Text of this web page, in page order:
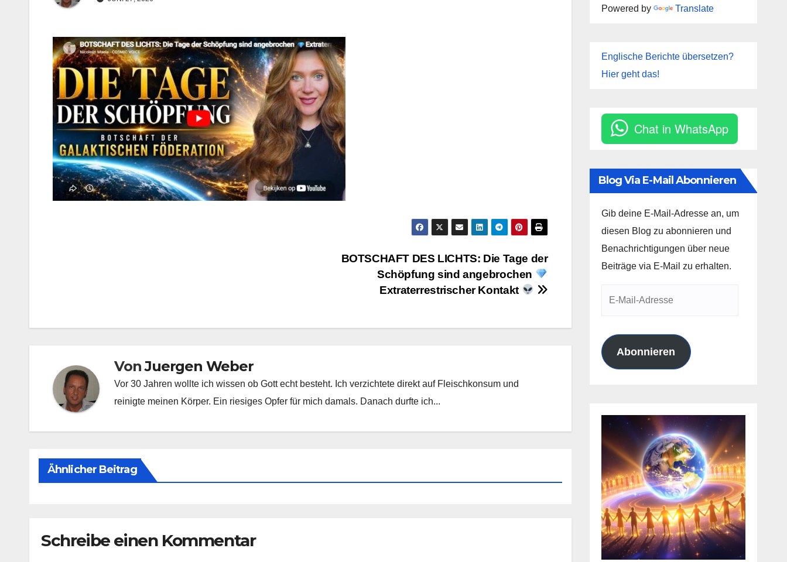
BOTSCHAFT DES LICHTS: Die Tage der
Schöpfung sind angebrochen
Extraterrestrischer Kontakt
VonJuergen Weber
Vor 30 Jahren wollte ich wissen ob Gott echt besteht. Ich verzichtete direkt auf Fleischkonsum und
reinigte meinen Körper. Ein riesiges Opfer für mich damals. Danach durfte ich...
Ähnlicher Beitrag
Schreibe einen Kommentar
Powered by Translate
Englische Berichte übersetzen?
Hier geht das!
Chat in WhatsApp
Blog Via E-Mail Abonnieren
Gib deine E-Mail-Adresse an, um
diesen Blog zu abonnieren und
Benachrichtigungen über neue
Beiträge via E-Mail zu erhalten.
Abonnieren